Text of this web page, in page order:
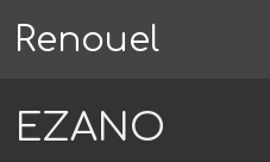
Renouel
EZANO